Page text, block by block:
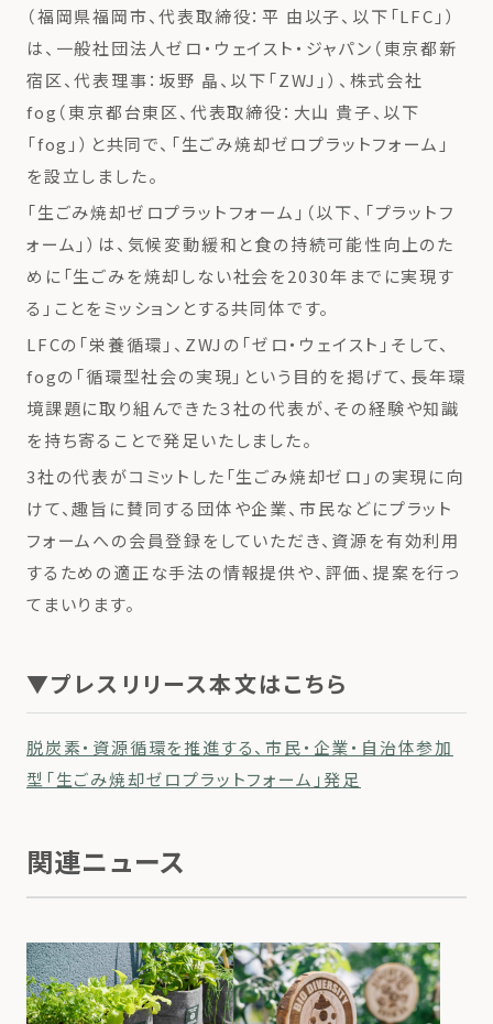
（福岡県福岡市、代表取締役：平 由以子、以下「LFC」）
は、一般社団法人ゼロ・ウェイスト・ジャパン（東京都新
宿区、代表理事：坂野 晶、以下「ZWJ」）、株式会社
fog（東京都台東区、代表取締役：大山 貴子、以下
「fog」）と共同で、「生ごみ焼却ゼロプラットフォーム」
を設立しました。
「生ごみ焼却ゼロプラットフォーム」（以下、「プラットフ
ォーム」）は、気候変動緩和と食の持続可能性向上のた
めに「生ごみを焼却しない社会を2030年までに実現す
る」ことをミッションとする共同体です。
LFCの「栄養循環」、ZWJの「ゼロ・ウェイスト」そして、
fogの「循環型社会の実現」という目的を掲げて、長年環
境課題に取り組んできた３社の代表が、その経験や知識
を持ち寄ることで発足いたしました。
3社の代表がコミットした「生ごみ焼却ゼロ」の実現に向
けて、趣旨に賛同する団体や企業、市民などにプラット
フォームへの会員登録をしていただき、資源を有効利用
するための適正な手法の情報提供や、評価、提案を行っ
てまいります。
▼プレスリリース本文はこちら
脱炭素・資源循環を推進する、市民・企業・自治体参加
型「生ごみ焼却ゼロプラットフォーム」発足
関連ニュース